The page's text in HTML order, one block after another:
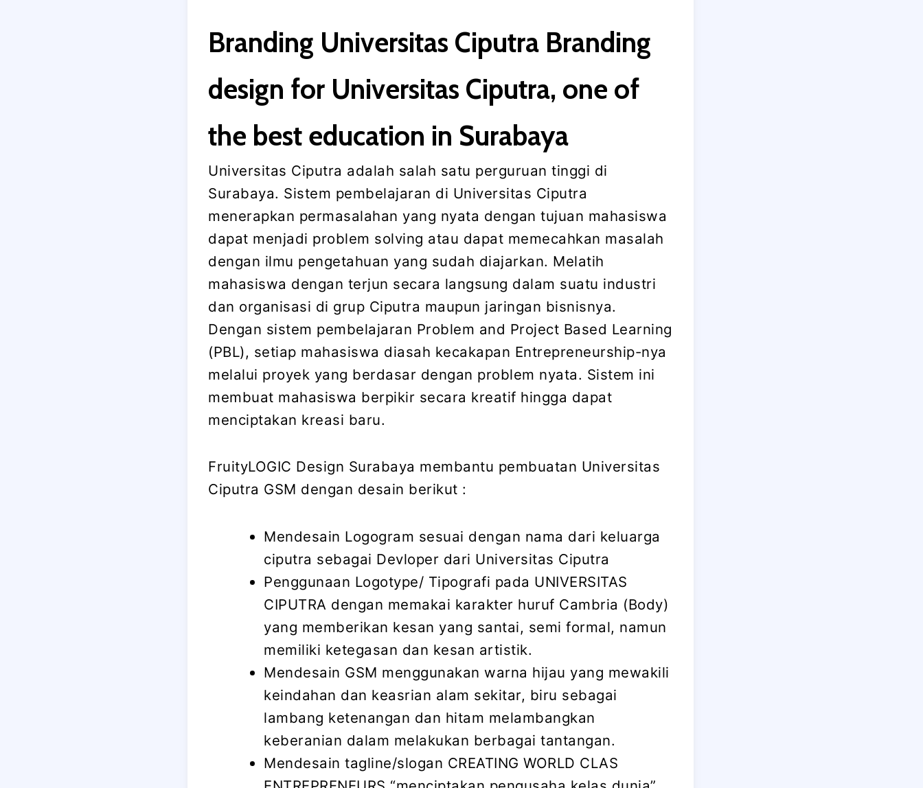
Branding Universitas Ciputra Branding
design for Universitas Ciputra, one of
the best education in Surabaya
Universitas Ciputra adalah salah satu perguruan tinggi di
Surabaya. Sistem pembelajaran di Universitas Ciputra
menerapkan permasalahan yang nyata dengan tujuan mahasiswa
dapat menjadi problem solving atau dapat memecahkan masalah
dengan ilmu pengetahuan yang sudah diajarkan. Melatih
mahasiswa dengan terjun secara langsung dalam suatu industri
dan organisasi di grup Ciputra maupun jaringan bisnisnya.
Dengan sistem pembelajaran Problem and Project Based Learning
(PBL), setiap mahasiswa diasah kecakapan Entrepreneurship-nya
melalui proyek yang berdasar dengan problem nyata. Sistem ini
membuat mahasiswa berpikir secara kreatif hingga dapat
menciptakan kreasi baru.
FruityLOGIC Design Surabaya membantu pembuatan Universitas
Ciputra GSM dengan desain berikut :
Mendesain Logogram sesuai dengan nama dari keluarga
ciputra sebagai Devloper dari Universitas Ciputra
Penggunaan Logotype/ Tipografi pada UNIVERSITAS
CIPUTRA dengan memakai karakter huruf Cambria (Body)
yang memberikan kesan yang santai, semi formal, namun
memiliki ketegasan dan kesan artistik.
Mendesain GSM menggunakan warna hijau yang mewakili
keindahan dan keasrian alam sekitar, biru sebagai
lambang ketenangan dan hitam melambangkan
keberanian dalam melakukan berbagai tantangan.
Mendesain tagline/slogan CREATING WORLD CLAS